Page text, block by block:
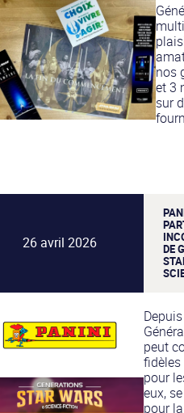
nos
et 3
sur
26 avril 2026
DE
peut
pour
eux,
pour